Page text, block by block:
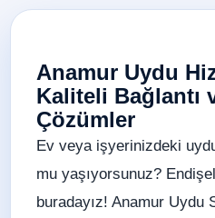
Anamur Uydu
Kaliteli Bağlantı
Çözümler
Ev veya işyerinizdeki
mu yaşıyorsunuz?
buradayız! Anamur